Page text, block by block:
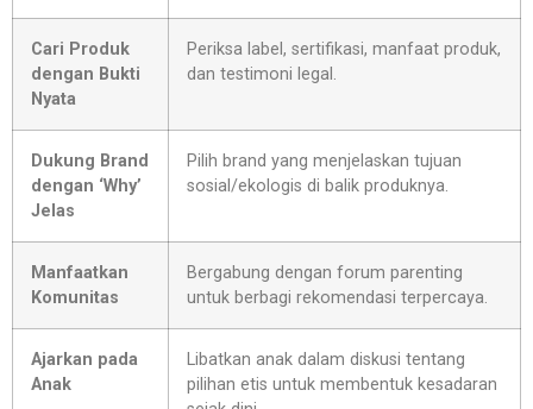
Cari Produk
dengan Bukti
Nyata
Periksa label, sertifikasi, manfaat produk,
dan testimoni legal.
Dukung Brand
dengan ‘Why’
Jelas
Pilih brand yang menjelaskan tujuan
sosial/ekologis di balik produknya.
Manfaatkan
Komunitas
Bergabung dengan forum parenting
untuk berbagi rekomendasi terpercaya.
Ajarkan pada
Anak
Libatkan anak dalam diskusi tentang
pilihan etis untuk membentuk kesadaran